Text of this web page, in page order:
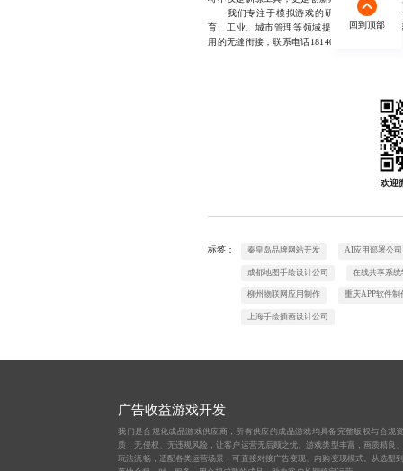
我们专注于模拟游戏的研发与应用落地，
育、工业、城市管理等领域提供高可用、可
用的无缝衔接，联系电话18140119082
欢迎
标签： 秦皇岛品牌网站开发 AI应用部署公司
成都地图手绘设计公司 在线共享系统
柳州物联网应用制作 重庆APP软件制
上海手绘插画设计公司
回到顶部
广告收益游戏开发
我们是合规化成品游戏供应商，所有供应的成品游戏均具备完整版权与合规
质，无侵权、无违规风险，让客户运营无后顾之忧。游戏类型丰富，画质精良
玩法流畅，适配各类运营场景，可直接对接广告变现、内购变现模式。从选型